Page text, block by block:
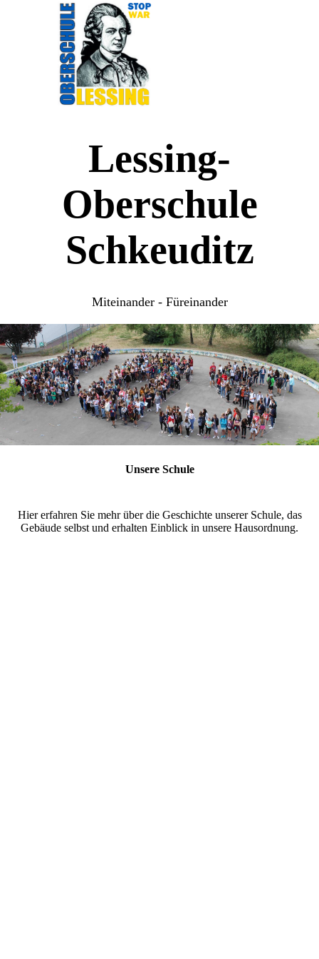
Lessing-
Oberschule
Schkeuditz
Miteinander - Füreinander
Unsere Schule
Hier erfahren Sie mehr über die Geschichte unserer Schule, das
Gebäude selbst und erhalten Einblick in unsere Hausordnung.